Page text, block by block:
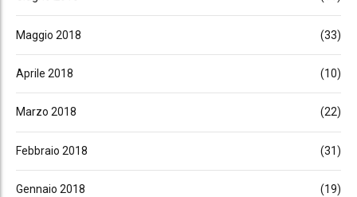
Maggio 2018 (33)
Aprile 2018 (10)
Marzo 2018 (22)
Febbraio 2018 (31)
Gennaio 2018 (19)